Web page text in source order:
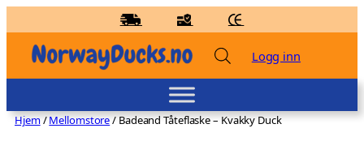
til
innhold
Logg inn
Hjem/Mellomstore/ Badeand Tåteflaske – Kvakky Duck